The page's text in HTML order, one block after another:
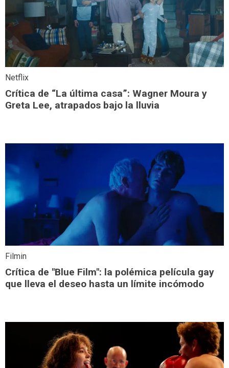
Netflix
Crítica de “La última casa”: Wagner Moura y
Greta Lee, atrapados bajo la lluvia
Filmin
Crítica de "Blue Film": la polémica película gay
que lleva el deseo hasta un límite incómodo